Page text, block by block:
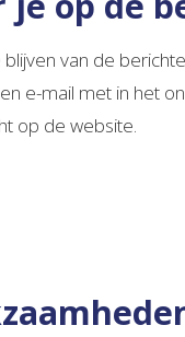
van de
e-mail met in het
op de website.